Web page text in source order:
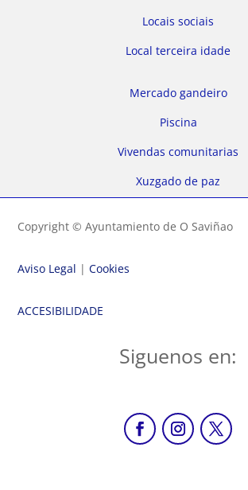
Locais sociais
Local terceira idade
Mercado gandeiro
Piscina
Vivendas comunitarias
Xuzgado de paz
Copyright © Ayuntamiento de O Saviñao
Aviso Legal |Cookies
ACCESIBILIDADE
Siguenos en: